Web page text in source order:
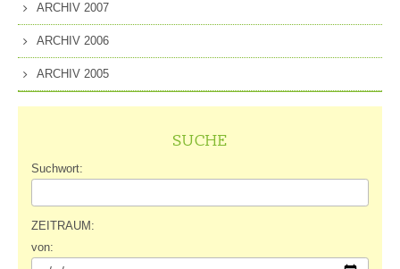
ARCHIV 2007
ARCHIV 2006
ARCHIV 2005
SUCHE
Suchwort:
ZEITRAUM:
von: